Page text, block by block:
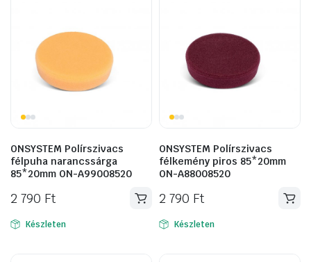
ONSYSTEM Polírszivacs
félpuha narancssárga
85*20mm ON-A99008520
2 790 Ft
Készleten
ONSYSTEM Polírszivacs
félkemény piros 85*20mm
ON-A88008520
2 790 Ft
Készleten